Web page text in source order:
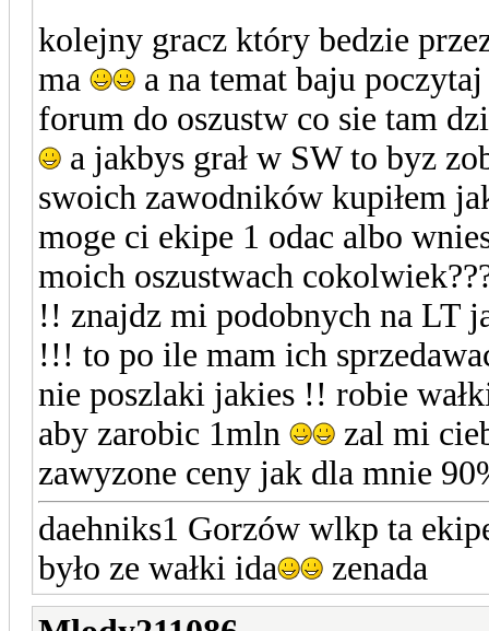
kolejny gracz który bedzie
ma
a na temat baju
forum do oszustw co sie tam
a jakbys grał w SW to byz
swoich zawodników kupiłem
moge ci ekipe 1 odac albo
moich oszustwach
!! znajdz mi podobnych na LT
!!! to po ile mam ich
nie poszlaki jakies !! robie
aby zarobic 1mln
zal mi
zawyzone ceny jak dla mnie
daehniks1 Gorzów wlkp ta
było ze wałki ida
zenada